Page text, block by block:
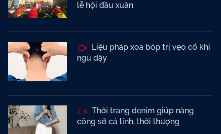
lễ hội đầu xuân
Liệu pháp xoa bóp trị vẹo cổ khi
ngủ dậy
Thời trang denim giúp nàng
công sở cá tính, thời thượng